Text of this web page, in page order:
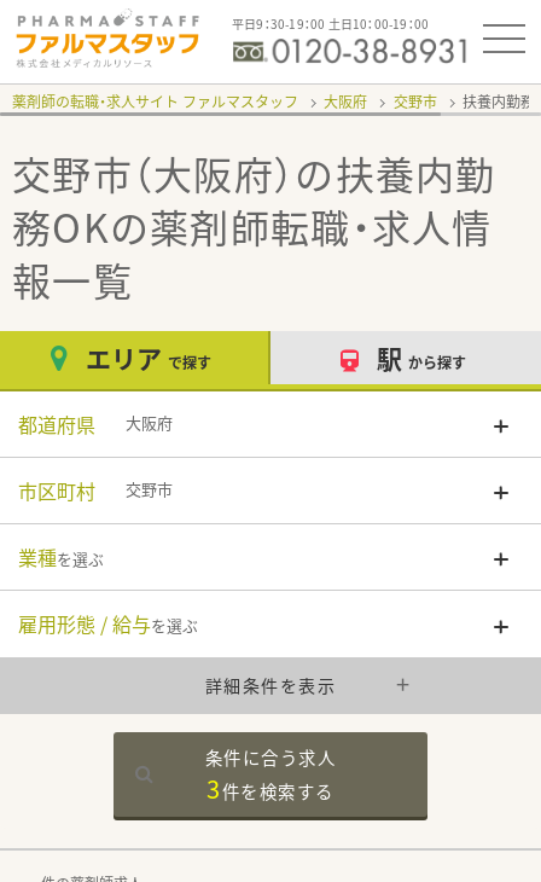
平日9：30-19：00 土日10：00-19：00
薬剤師の転職・求人サイト ファルマスタッフ 大阪府 交野市 扶養内勤
交野市（大阪府）の扶養内勤
務OKの薬剤師転職・求人情
報一覧
エリア で探す 駅 から探す
都道府県 大阪府
市区町村 交野市
業種を選ぶ
雇用形態 / 給与を選ぶ
詳細条件を表示
条件に合う求人
3件を検索する